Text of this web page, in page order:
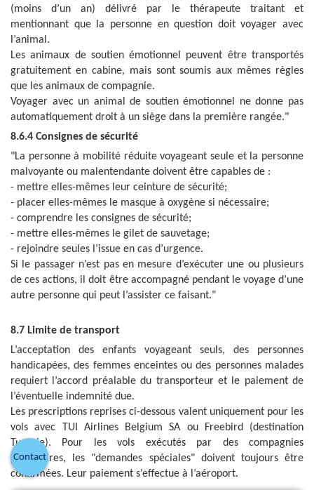
(moins d’un an) délivré par le thérapeute traitant et
mentionnant que la personne en question doit voyager avec
l’animal.
Les animaux de soutien émotionnel peuvent être transportés
gratuitement en cabine, mais sont soumis aux mêmes règles
que les animaux de compagnie.
Voyager avec un animal de soutien émotionnel ne donne pas
automatiquement droit à un siège dans la première rangée."
8.6.4 Consignes de sécurité
"La personne à mobilité réduite voyageant seule et la personne
malvoyante ou malentendante doivent être capables de :
- mettre elles-mêmes leur ceinture de sécurité;
- placer elles-mêmes le masque à oxygène si nécessaire;
- comprendre les consignes de sécurité;
- mettre elles-mêmes le gilet de sauvetage;
- rejoindre seules l’issue en cas d’urgence.
Si le passager n’est pas en mesure d’exécuter une ou plusieurs
de ces actions, il doit être accompagné pendant le voyage d’une
autre personne qui peut l’assister ce faisant."
8.7 Limite de transport
L’acceptation des enfants voyageant seuls, des personnes
handicapées, des femmes enceintes ou des personnes malades
requiert l’accord préalable du transporteur et le paiement de
l’éventuelle indemnité due.
Les prescriptions reprises ci-dessous valent uniquement pour les
vols avec TUI Airlines Belgium SA ou Freebird (destination
Turquie). Pour les vols exécutés par des compagnies
partenaires, les "demandes spéciales" doivent toujours être
confirmées. Leur paiement s’effectue à l’aéroport.
Contact